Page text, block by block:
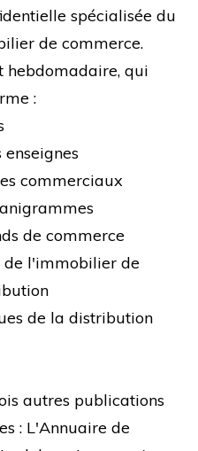
spécialisée du
de commerce.
hebdomadaire, qui
:
commerciaux
de commerce
l'immobilier de
de la distribution
autres publications
: L'Annuaire de